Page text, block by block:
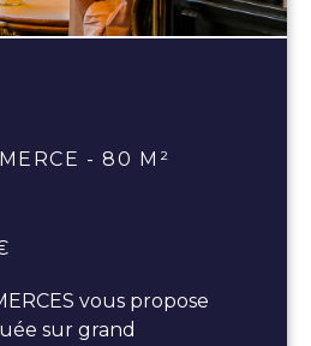
- 80 M²
vous propose
sur grand